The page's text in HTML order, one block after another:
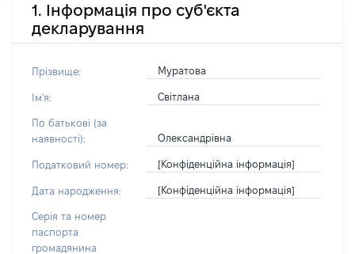
1. Інформація про суб'єкта
декларування
Прізвище: Муратова
Ім'я: Світлана
По батькові (за
наявності):
Олександрівна
Податковий номер: [Конфіденційна інформація]
Дата народження: [Конфіденційна інформація]
Серія та номер
паспорта
громадянина